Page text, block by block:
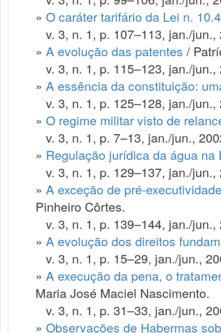
» O caráter tarifário da Lei n.
v. 3, n. 1, p. 107–113, jan./jun.,
» A evolução das patentes /
v. 3, n. 1, p. 115–123, jan./jun.,
» A essência da constituição:
v. 3, n. 1, p. 125–128, jan./jun.,
» O regime militar visto de
v. 3, n. 1, p. 7–13, jan./jun.,
» Regulação jurídica da água na
v. 3, n. 1, p. 129–137, jan./jun.,
» A exceção de pré-
Pinheiro Côrtes.
v. 3, n. 1, p. 139–144, jan./jun.,
» A evolução dos direitos
v. 3, n. 1, p. 15–29, jan./jun.,
» A execução da pena, o
Maria José Maciel Nascimento.
v. 3, n. 1, p. 31–33, jan./jun.,
» Observações de Habermas